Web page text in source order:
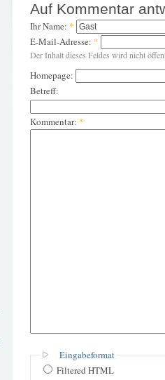
Auf Kommentar
Ihr Name: *
E-Mail-Adresse: *
Der Inhalt dieses Feldes wird nicht
Homepage:
Betreff:
Kommentar: *
Eingabeformat
Filtered HTML